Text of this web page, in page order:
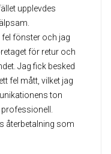
upplevdes
fel fönster och jag
för retur och
Jag fick besked
fel mått, vilket jag
ton
återbetalning som